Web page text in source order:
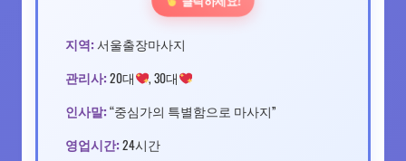
지역: 서울출장마사지
관리사: 20대 , 30대
인사말: “중심가의 특별함으로 마사지”
영업시간: 24시간